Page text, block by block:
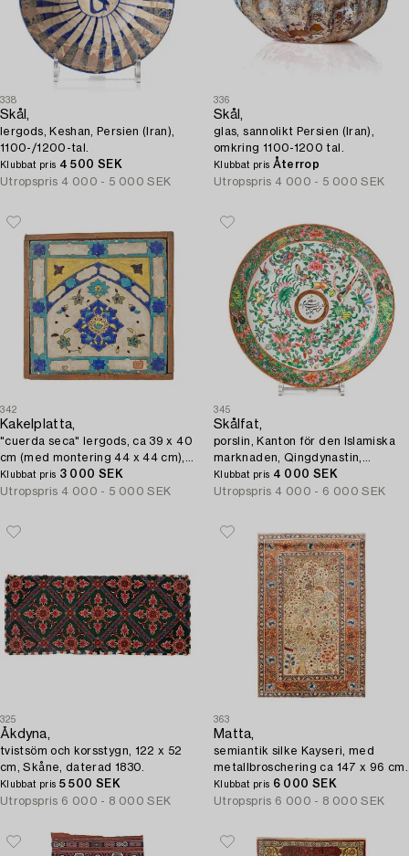
338
Skål,
lergods, Keshan, Persien (Iran),
1100-/1200-tal.
Klubbat pris 4 500 SEK
Utropspris 4 000 - 5 000 SEK
336
Skål,
glas, sannolikt Persien (Iran),
omkring 1100-1200 tal.
Klubbat pris Återrop
Utropspris 4 000 - 5 000 SEK
342
Kakelplatta,
"cuerda seca" lergods, ca 39 x 40
cm (med montering 44 x 44 cm),
Qajardynastin Persien (Iran),.
Klubbat pris 3 000 SEK
Utropspris 4 000 - 5 000 SEK
345
Skålfat,
porslin, Kanton för den Islamiska
marknaden, Qingdynastin,
daterad 1887.
Klubbat pris 4 000 SEK
Utropspris 4 000 - 6 000 SEK
325
Åkdyna,
tvistsöm och korsstygn, 122 x 52
cm, Skåne, daterad 1830.
Klubbat pris 5 500 SEK
Utropspris 6 000 - 8 000 SEK
363
Matta,
semiantik silke Kayseri, med
metallbroschering ca 147 x 96 cm.
Klubbat pris 6 000 SEK
Utropspris 6 000 - 8 000 SEK